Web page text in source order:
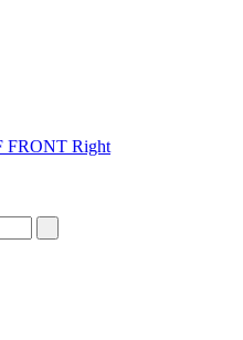
FRONT Right